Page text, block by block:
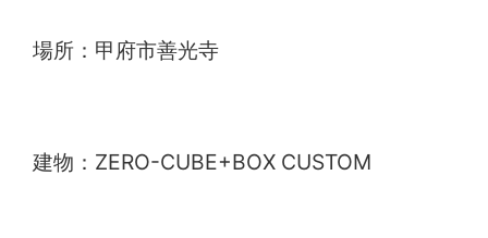
場所：甲府市善光寺
建物：ZERO-CUBE+BOX CUSTOM